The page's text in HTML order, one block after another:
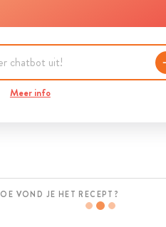
Meer info
VOND JE HET RECEPT?